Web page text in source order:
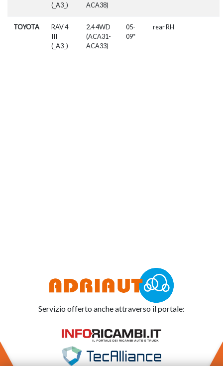
(_A3_)
ACA38)
TOYOTA
RAV 4
III
(_A3_)
2.4 4WD
(ACA31-
ACA33)
05-
09*
rear RH
Servizio offerto anche attraverso il portale: